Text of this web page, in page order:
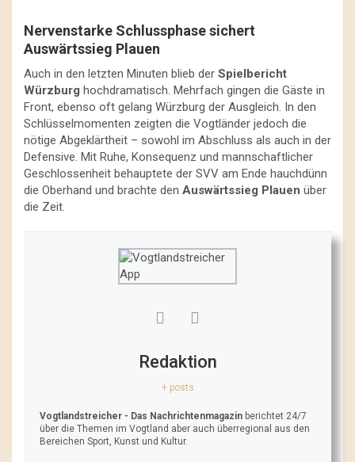
Nervenstarke Schlussphase sichert
Auswärtssieg Plauen
Auch in den letzten Minuten blieb der Spielbericht
Würzburg hochdramatisch. Mehrfach gingen die Gäste in
Front, ebenso oft gelang Würzburg der Ausgleich. In den
Schlüsselmomenten zeigten die Vogtländer jedoch die
nötige Abgeklärtheit – sowohl im Abschluss als auch in der
Defensive. Mit Ruhe, Konsequenz und mannschaftlicher
Geschlossenheit behauptete der SVV am Ende hauchdünn
die Oberhand und brachte den Auswärtssieg Plauen über
die Zeit.
Redaktion
+ posts
Vogtlandstreicher - Das Nachrichtenmagazin berichtet 24/7
über die Themen im Vogtland aber auch überregional aus den
Bereichen Sport, Kunst und Kultur.